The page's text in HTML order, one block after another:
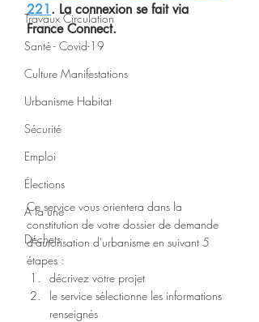
Travaux Circulation
Santé - Covid-19
Culture Manifestations
Urbanisme Habitat
Sécurité
Emploi
Élections
A la une
Déchets
221. La connexion se fait via
France Connect.
Ce service vous orientera dans la
constitution de votre dossier de demande
d'autorisation d'urbanisme en suivant 5
étapes :
décrivez votre projet
le service sélectionne les informations
renseignés